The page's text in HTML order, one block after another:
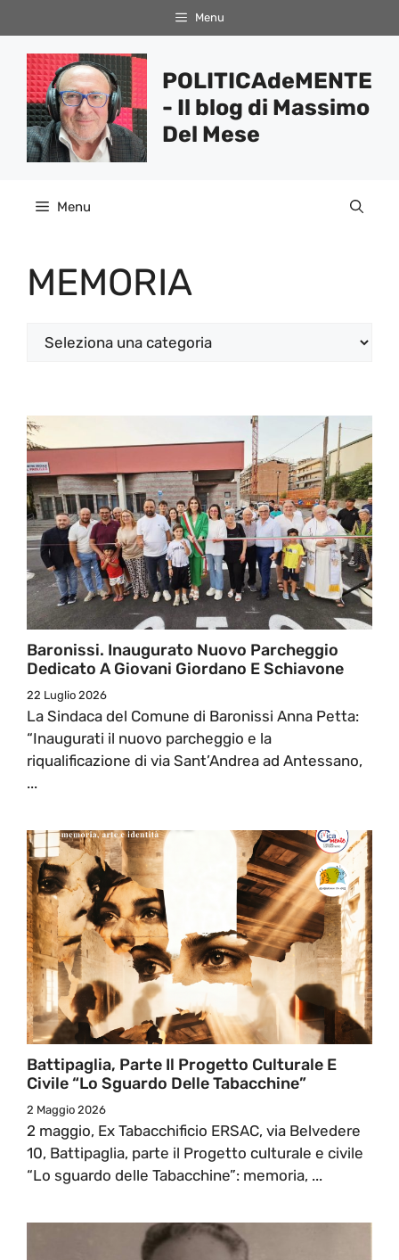
al
contenuto
Menu
POLITICAdeMENTE
- Il blog di Massimo
Del Mese
Menu
MEMORIA
Categorie
Baronissi. Inaugurato Nuovo Parcheggio
Dedicato A Giovani Giordano E Schiavone
22 Luglio 2026
La Sindaca del Comune di Baronissi Anna Petta:
“Inaugurati il nuovo parcheggio e la
riqualificazione di via Sant’Andrea ad Antessano,
...
Battipaglia, Parte Il Progetto Culturale E
Civile “Lo Sguardo Delle Tabacchine”
2 Maggio 2026
2 maggio, Ex Tabacchificio ERSAC, via Belvedere
10, Battipaglia, parte il Progetto culturale e civile
“Lo sguardo delle Tabacchine”: memoria, ...